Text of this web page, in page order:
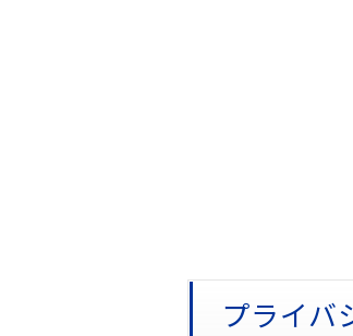
プライバ